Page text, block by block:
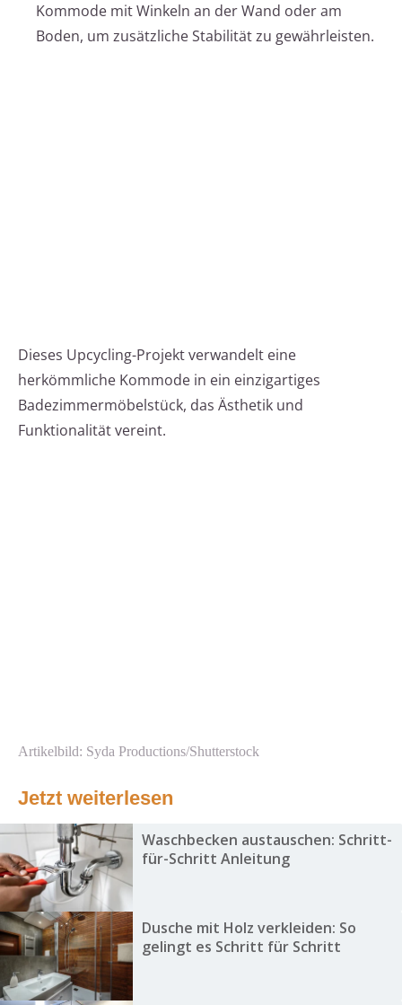
Kommode mit Winkeln an der Wand oder am
Boden, um zusätzliche Stabilität zu gewährleisten.
Dieses Upcycling-Projekt verwandelt eine
herkömmliche Kommode in ein einzigartiges
Badezimmermöbelstück, das Ästhetik und
Funktionalität vereint.
Artikelbild: Syda Productions/Shutterstock
Jetzt weiterlesen
Waschbecken austauschen: Schritt-
für-Schritt Anleitung
Dusche mit Holz verkleiden: So
gelingt es Schritt für Schritt